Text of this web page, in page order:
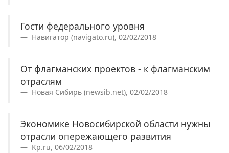
Гости федерального уровня
Навигатор (navigato.ru), 02/02/2018
От флагманских проектов - к флагманским
отраслям
Новая Сибирь (newsib.net), 02/02/2018
Экономике Новосибирской области нужны
отрасли опережающего развития
Kp.ru, 06/02/2018